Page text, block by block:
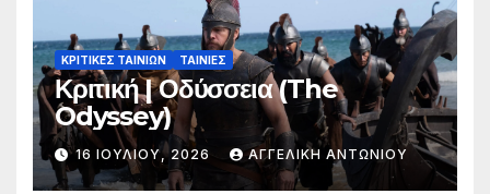
ΚΡΙΤΙΚΕΣ ΤΑΙΝΙΩΝ ΤΑΙΝΙΕΣ
Κριτική | Οδύσσεια (The
Odyssey)
16 ΙΟΥΛΊΟΥ, 2026 ΑΓΓΕΛΙΚΉ ΑΝΤΩΝΊΟΥ